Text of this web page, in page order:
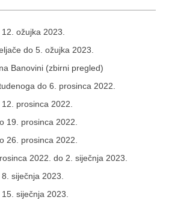
ožujka 2023.
do 5. ožujka 2023.
Banovini (zbirni pregled)
do 6. prosinca 2022.
prosinca 2022.
19. prosinca 2022.
26. prosinca 2022.
2022. do 2. siječnja 2023.
siječnja 2023.
siječnja 2023.